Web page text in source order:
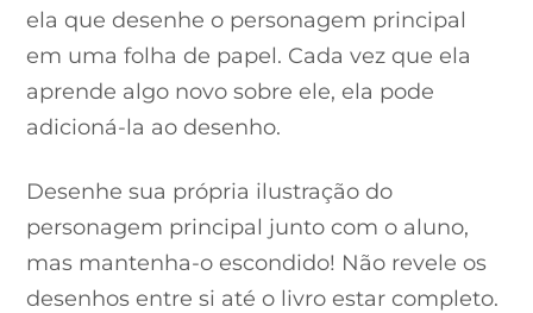
ela que desenhe o personagem principal
em uma folha de papel. Cada vez que ela
aprende algo novo sobre ele, ela pode
adicioná-la ao desenho.
Desenhe sua própria ilustração do
personagem principal junto com o aluno,
mas mantenha-o escondido! Não revele os
desenhos entre si até o livro estar completo.